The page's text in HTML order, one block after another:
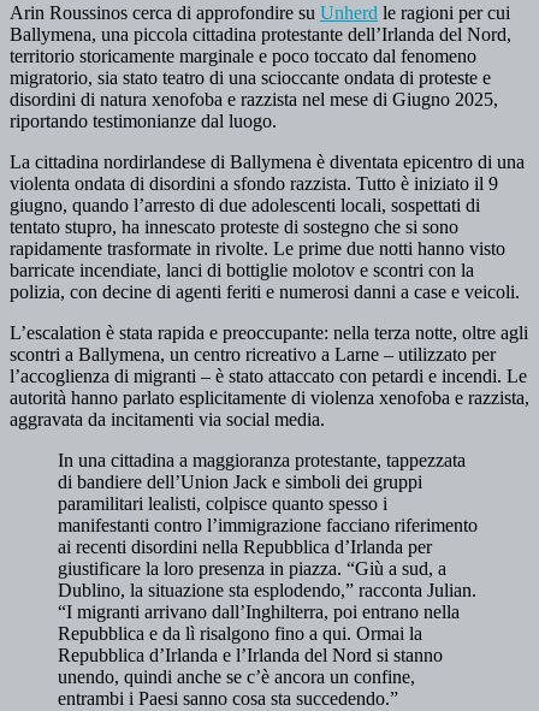
Arin Roussinos cerca di approfondire su Unherd le ragioni per cui
Ballymena, una piccola cittadina protestante dell’Irlanda del Nord,
territorio storicamente marginale e poco toccato dal fenomeno
migratorio, sia stato teatro di una scioccante ondata di proteste e
disordini di natura xenofoba e razzista nel mese di Giugno 2025,
riportando testimonianze dal luogo.
La cittadina nordirlandese di Ballymena è diventata epicentro di una
violenta ondata di disordini a sfondo razzista. Tutto è iniziato il 9
giugno, quando l’arresto di due adolescenti locali, sospettati di
tentato stupro, ha innescato proteste di sostegno che si sono
rapidamente trasformate in rivolte. Le prime due notti hanno visto
barricate incendiate, lanci di bottiglie molotov e scontri con la
polizia, con decine di agenti feriti e numerosi danni a case e veicoli.
L’escalation è stata rapida e preoccupante: nella terza notte, oltre agli
scontri a Ballymena, un centro ricreativo a Larne – utilizzato per
l’accoglienza di migranti – è stato attaccato con petardi e incendi. Le
autorità hanno parlato esplicitamente di violenza xenofoba e razzista,
aggravata da incitamenti via social media.
In una cittadina a maggioranza protestante, tappezzata
di bandiere dell’Union Jack e simboli dei gruppi
paramilitari lealisti, colpisce quanto spesso i
manifestanti contro l’immigrazione facciano riferimento
ai recenti disordini nella Repubblica d’Irlanda per
giustificare la loro presenza in piazza. “Giù a sud, a
Dublino, la situazione sta esplodendo,” racconta Julian.
“I migranti arrivano dall’Inghilterra, poi entrano nella
Repubblica e da lì risalgono fino a qui. Ormai la
Repubblica d’Irlanda e l’Irlanda del Nord si stanno
unendo, quindi anche se c’è ancora un confine,
entrambi i Paesi sanno cosa sta succedendo.”